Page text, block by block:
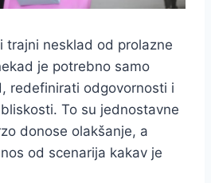
trajni nesklad od prolazne
je potrebno samo
redefinirati odgovornosti i
To su jednostavne
donose olakšanje, a
od scenarija kakav je